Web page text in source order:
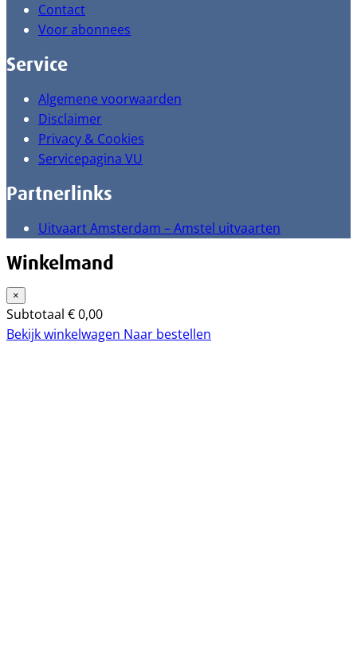
Contact
Voor abonnees
Service
Algemene voorwaarden
Disclaimer
Privacy & Cookies
Servicepagina VU
Partnerlinks
Uitvaart Amsterdam – Amstel uitvaarten
Winkelmand
×
Subtotaal €0,00
Bekijk winkelwagen Naar bestellen